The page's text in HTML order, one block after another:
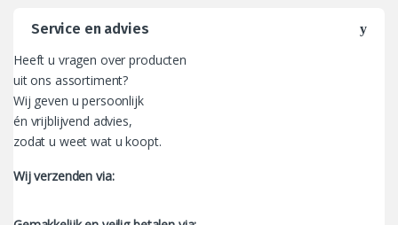
Service en advies
Heeft u vragen over producten
uit ons assortiment?
Wij geven u persoonlijk
én vrijblijvend advies,
zodat u weet wat u koopt.
Wij verzenden via: